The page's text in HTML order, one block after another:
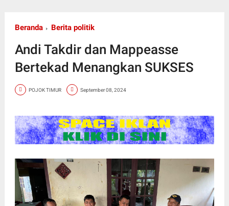
Beranda Berita politik
Andi Takdir dan Mappeasse
Bertekad Menangkan SUKSES
POJOK TIMUR September 08, 2024